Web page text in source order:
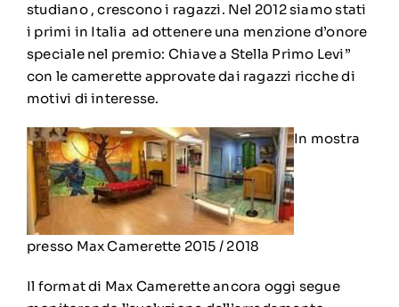
studiano , crescono i ragazzi. Nel 2012 siamo stati
i primi in Italia ad ottenere una menzione d’onore
speciale nel premio: Chiave a Stella Primo Levi”
con le camerette approvate dai ragazzi ricche di
motivi di interesse.
In mostra
presso Max Camerette 2015 / 2018
Il format di Max Camerette ancora oggi segue